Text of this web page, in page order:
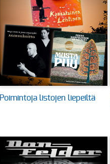
Poimintoja listojen liepeiltä